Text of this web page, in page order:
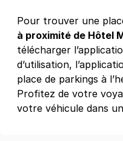
+ Abonnements
Paris -
Clisson
73 rue
75013
Pour trouver une
à proximité de Hôtel
télécharger
d’utilisation,
place de parkings à
Profitez de votre
votre véhicule dans